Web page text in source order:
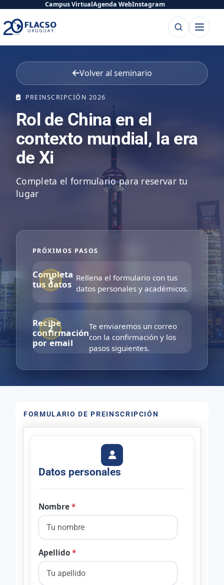
contenido
contenido
Campus VirtualAgenda WebInstagram
BuscarAbrir
menú
Volver al seminario
PREINSCRIPCIÓN 2026
Rol de China en el
contexto mundial, la era
de Xi
Completa el formulario para reservar tu
lugar
PRÓXIMOS PASOS
Completa
tus datos
Rellena el formulario con tus
datos personales y académicos.
Recibe
confirmación
por email
Te enviaremos un correo
con la confirmación y los
pasos siguientes.
FORMULARIO DE PREINSCRIPCIÓN
Datos personales
Nombre*
Apellido*